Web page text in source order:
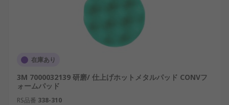
在庫あり
3M 7000032139 研磨/ 仕上げホットメタルパッド CONVフ
ォームパッド
RS品番 338-310